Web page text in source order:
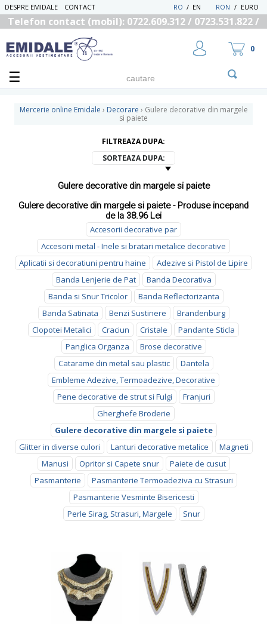
DESPRE EMIDALE CONTACT RON / EURO
EN
/
RO
Telefon contact (mobil): 0722.609.312 / 0723.531.822 /
RECUPEREAZA PAROLA
0
Mercerie online Emidale › Decorare › Gulere decorative din margele
si paiete
FILTREAZA DUPA:
SORTEAZA DUPA:
Gulere decorative din margele si paiete
Gulere decorative din margele si paiete - Produse incepand
de la 38.96 Lei
Accesorii decorative par
Accesorii metal - Inele si bratari metalice decorative
Aplicatii si decoratiuni pentru haine
Adezive si Pistol de Lipire
Banda Lenjerie de Pat
Banda Decorativa
Banda si Snur Tricolor
Banda Reflectorizanta
Banda Satinata
Benzi Sustinere
Brandenburg
Clopotei Metalici
Craciun Cristale
Pandante Sticla
Panglica Organza
Brose decorative
Catarame din metal sau plastic
Dantela
Embleme Adezive, Termoadezive, Decorative
Pene decorative de strut si Fulgi
Franjuri
Gherghefe Broderie
Gulere decorative din margele si paiete
Glitter in diverse culori
Lanturi decorative metalice
Magneti
Manusi
Opritor si Capete snur
Paiete de cusut
Pasmanterie
Pasmanterie Termoadeziva cu Strasuri
Pasmanterie Vesminte Bisericesti
Perle Sirag, Strasuri, Margele
Snur